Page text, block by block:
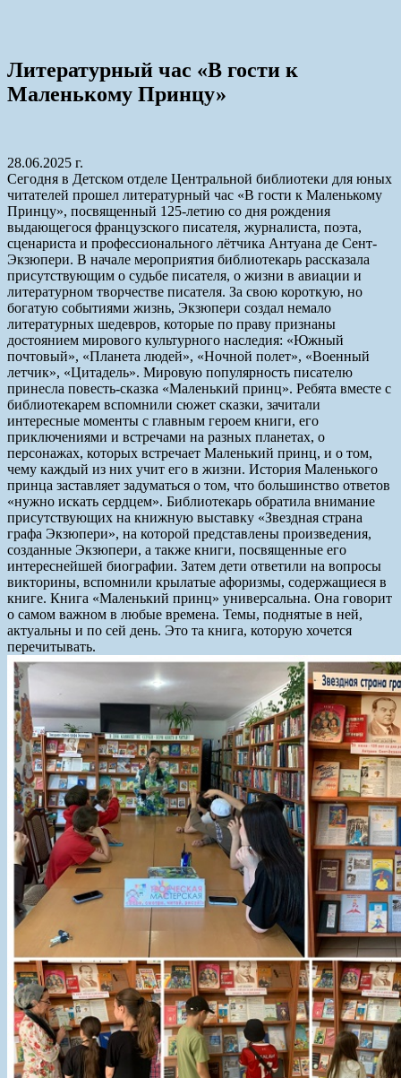
Литературный час «В гости к
Маленькому Принцу»
28.06.2025 г.
Сегодня в Детском отделе Центральной библиотеки для юных
читателей прошел литературный час «В гости к Маленькому
Принцу», посвященный 125-летию со дня рождения
выдающегося французского писателя, журналиста, поэта,
сценариста и профессионального лётчика Антуана де Сент-
Экзюпери. В начале мероприятия библиотекарь рассказала
присутствующим о судьбе писателя, о жизни в авиации и
литературном творчестве писателя. За свою короткую, но
богатую событиями жизнь, Экзюпери создал немало
литературных шедевров, которые по праву признаны
достоянием мирового культурного наследия: «Южный
почтовый», «Планета людей», «Ночной полет», «Военный
летчик», «Цитадель». Мировую популярность писателю
принесла повесть-сказка «Маленький принц». Ребята вместе с
библиотекарем вспомнили сюжет сказки, зачитали
интересные моменты с главным героем книги, его
приключениями и встречами на разных планетах, о
персонажах, которых встречает Маленький принц, и о том,
чему каждый из них учит его в жизни. История Маленького
принца заставляет задуматься о том, что большинство ответов
«нужно искать сердцем». Библиотекарь обратила внимание
присутствующих на книжную выставку «Звездная страна
графа Экзюпери», на которой представлены произведения,
созданные Экзюпери, а также книги, посвященные его
интереснейшей биографии. Затем дети ответили на вопросы
викторины, вспомнили крылатые афоризмы, содержащиеся в
книге. Книга «Маленький принц» универсальна. Она говорит
о самом важном в любые времена. Темы, поднятые в ней,
актуальны и по сей день. Это та книга, которую хочется
перечитывать.